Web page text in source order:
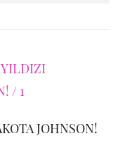
JOHNSON!